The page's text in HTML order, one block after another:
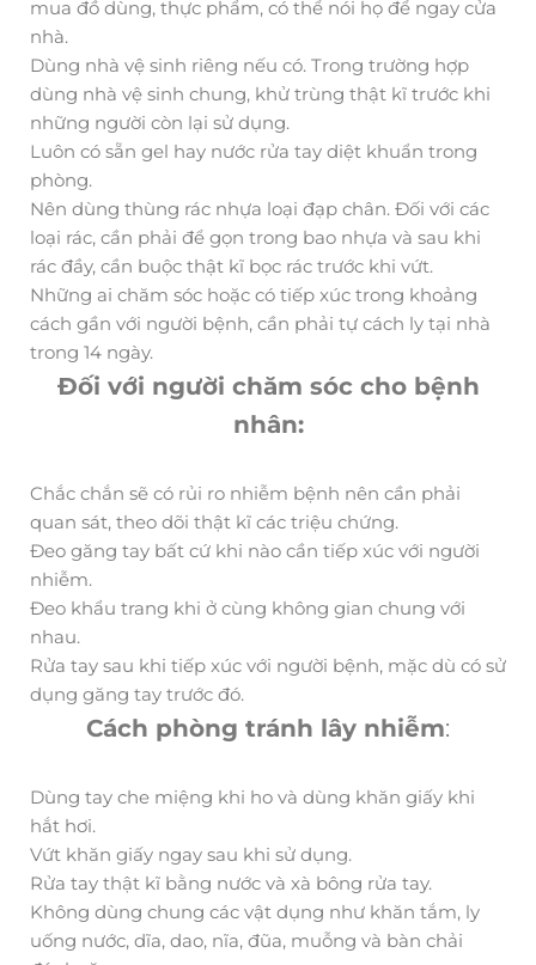
mua đồ dùng, thực phẩm, có thể nói họ để ngay cửa
nhà.
Dùng nhà vệ sinh riêng nếu có. Trong trường hợp
dùng nhà vệ sinh chung, khử trùng thật kĩ trước khi
những người còn lại sử dụng.
Luôn có sẵn gel hay nước rửa tay diệt khuẩn trong
phòng.
Nên dùng thùng rác nhựa loại đạp chân. Đối với các
loại rác, cần phải để gọn trong bao nhựa và sau khi
rác đầy, cần buộc thật kĩ bọc rác trước khi vứt.
Những ai chăm sóc hoặc có tiếp xúc trong khoảng
cách gần với người bệnh, cần phải tự cách ly tại nhà
trong 14 ngày.
Đối với người chăm sóc cho bệnh
nhân:
Chắc chắn sẽ có rủi ro nhiễm bệnh nên cần phải
quan sát, theo dõi thật kĩ các triệu chứng.
Đeo găng tay bất cứ khi nào cần tiếp xúc với người
nhiễm.
Đeo khẩu trang khi ở cùng không gian chung với
nhau.
Rửa tay sau khi tiếp xúc với người bệnh, mặc dù có sử
dụng găng tay trước đó.
Cách phòng tránh lây nhiễm:
Dùng tay che miệng khi ho và dùng khăn giấy khi
hắt hơi.
Vứt khăn giấy ngay sau khi sử dụng.
Rửa tay thật kĩ bằng nước và xà bông rửa tay.
Không dùng chung các vật dụng như khăn tắm, ly
uống nước, dĩa, dao, nĩa, đũa, muỗng và bàn chải